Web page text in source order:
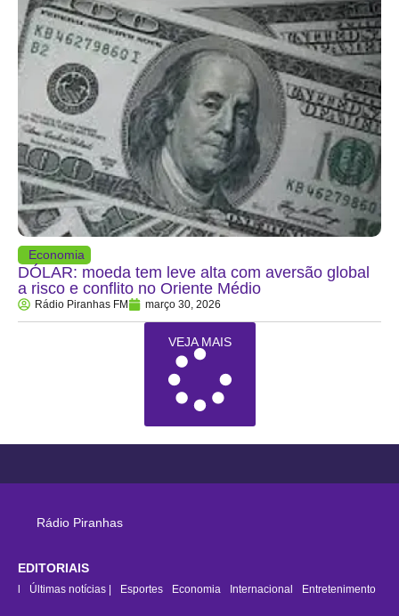
Economia
DÓLAR: moeda tem leve alta com aversão global
a risco e conflito no Oriente Médio
Rádio Piranhas FM março 30, 2026
VEJA MAIS
Rádio Piranhas
EDITORIAIS
Últimas notícias | Esportes Economia Internacional Entretenimento